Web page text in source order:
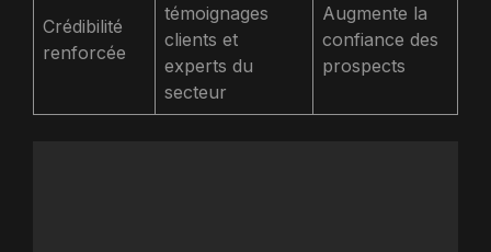
Crédibilité
renforcée
témoignages
clients et
experts du
secteur
Augmente la
confiance des
prospects